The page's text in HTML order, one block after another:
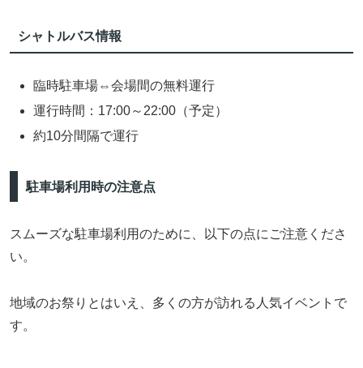
シャトルバス情報
臨時駐車場⇔会場間の無料運行
運行時間：17:00～22:00（予定）
約10分間隔で運行
駐車場利用時の注意点
スムーズな駐車場利用のために、以下の点にご注意くださ
い。
地域のお祭りとはいえ、多くの方が訪れる人気イベントで
す。